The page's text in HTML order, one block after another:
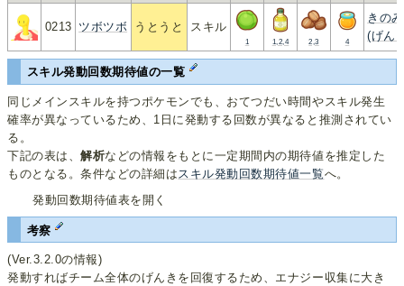
0213 ツボツボ うとうと スキル
1 1,2,4 2,3 4
きの
(げん
スキル発動回数期待値の一覧
同じメインスキルを持つポケモンでも、おてつだい時間やスキル発生
確率が異なっているため、1日に発動する回数が異なると推測されてい
る。
下記の表は、解析などの情報をもとに一定期間内の期待値を推定した
ものとなる。条件などの詳細は スキル発動回数期待値一覧へ。
発動回数期待値表を開く
考察
(Ver.3.2.0の情報)
発動すればチーム全体のげんきを回復するため、エナジー収集に大き